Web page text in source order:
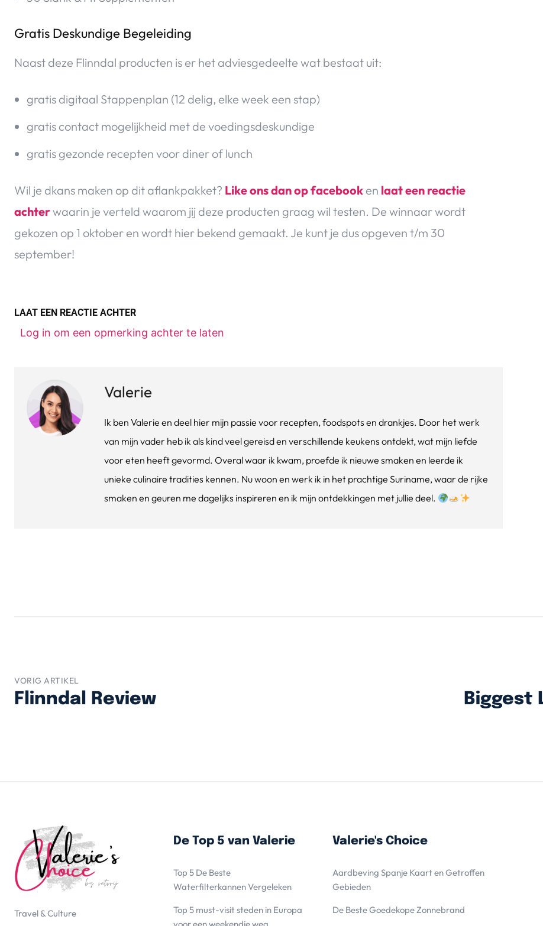
Gratis Deskundige Begeleiding
Naast deze Flinndal producten is er het adviesgedeelte wat bestaat uit:
gratis digitaal Stappenplan (12 delig, elke week een stap)
gratis contact mogelijkheid met de voedingsdeskundige
gratis gezonde recepten voor diner of lunch
Wil je dkans maken op dit aflankpakket? Like ons dan op facebook en laat een reactie
achterwaarin je verteld waarom jij deze producten graag wil testen. De winnaar wordt
gekozen op 1 oktober en wordt hier bekend gemaakt. Je kunt je dus opgeven t/m 30
september!
LAAT EEN REACTIE ACHTER
Log in om een opmerking achter te laten
Valerie
Ik ben Valerie en deel hier mijn passie voor recepten, foodspots en drankjes. Door het werk
van mijn vader heb ik als kind veel gereisd en verschillende keukens ontdekt, wat mijn liefde
voor eten heeft gevormd. Overal waar ik kwam, proefde ik nieuwe smaken en leerde ik
unieke culinaire tradities kennen. Nu woon en werk ik in het prachtige Suriname, waar de rijke
smaken en geuren me dagelijks inspireren en ik mijn ontdekkingen met jullie deel.
VORIG ARTIKEL
Flinndal Review Biggest
Travel & Culture
De Top 5 van Valerie
Top 5 De Beste
Waterfilterkannen Vergeleken
Top 5 must-visit steden in Europa
Valerie's Choice
Aardbeving Spanje Kaart en Getroffen
Gebieden
De Beste Goedekope Zonnebrand